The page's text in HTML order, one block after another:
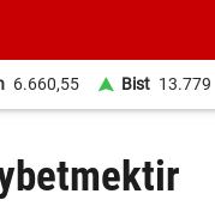
6.660,55 Bist 13.779